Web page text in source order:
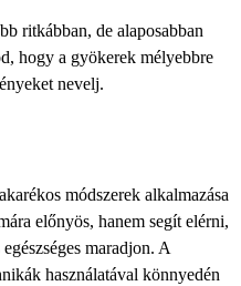
ritkábban, de alaposabban
hogy a gyökerek mélyebbre
nevelj.
módszerek alkalmazása
előnyös, hanem segít elérni,
maradjon. A
használatával könnyedén